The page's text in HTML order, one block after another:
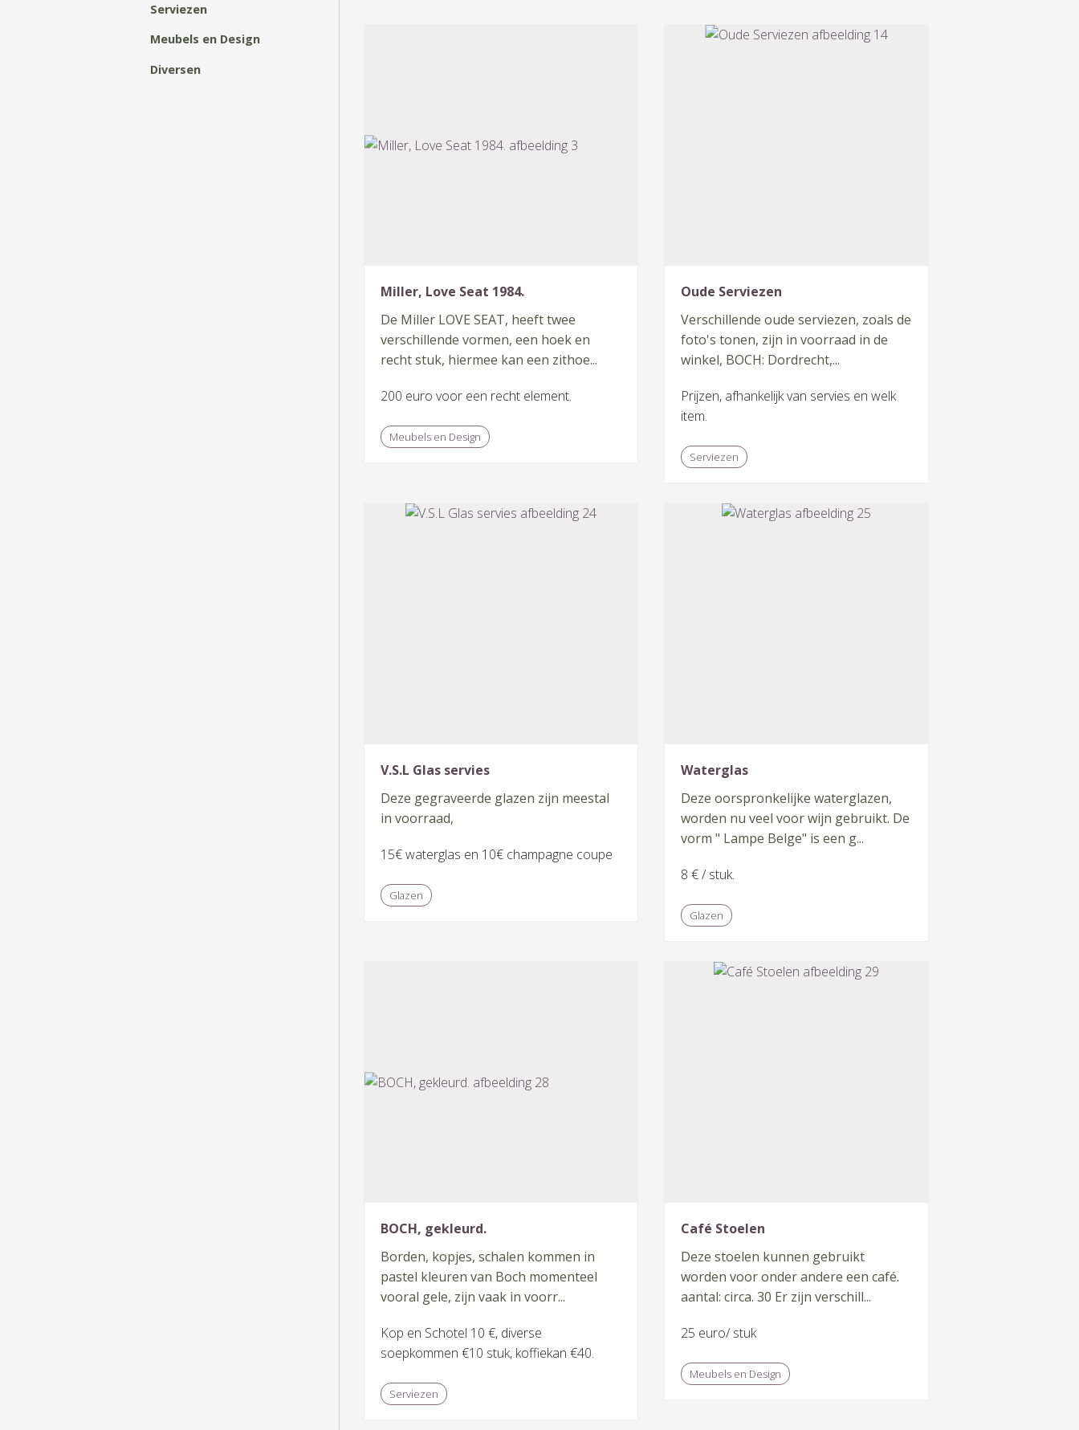
Serviezen
Meubels en Design
Diversen
Miller, Love Seat 1984.
De Miller LOVE SEAT, heeft twee
verschillende vormen, een hoek en
recht stuk, hiermee kan een zithoe...
200 euro voor een recht element.
Meubels en Design
Oude Serviezen
Verschillende oude serviezen, zoals de
foto's tonen, zijn in voorraad in de
winkel, BOCH: Dordrecht,...
Prijzen, afhankelijk van servies en welk
item.
Serviezen
V.S.L Glas servies
Deze gegraveerde glazen zijn meestal
in voorraad,
15€ waterglas en 10€ champagne coupe
Glazen
Waterglas
Deze oorspronkelijke waterglazen,
worden nu veel voor wijn gebruikt. De
vorm " Lampe Belge" is een g...
8 € / stuk.
Glazen
BOCH, gekleurd.
Borden, kopjes, schalen kommen in
pastel kleuren van Boch momenteel
vooral gele, zijn vaak in voorr...
Kop en Schotel 10 €, diverse
soepkommen €10 stuk, koffiekan €40.
Serviezen
Café Stoelen
Deze stoelen kunnen gebruikt
worden voor onder andere een café.
aantal: circa. 30 Er zijn verschill...
25 euro/ stuk
Meubels en Design